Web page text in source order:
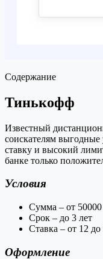
Содержание
Тинькофф
Известный
соискателям
ставку и высокий
банке только
Условия
Сумма – от
Срок – до 3 лет
Ставка – от 12 до
Оформление